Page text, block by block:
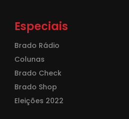
Especiais
Brado Rádio
Colunas
Brado Check
Brado Shop
Eleições 2022